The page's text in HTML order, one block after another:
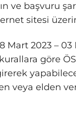
ve başvuru
sitesi
Mart 2023 –
göre
veya elden